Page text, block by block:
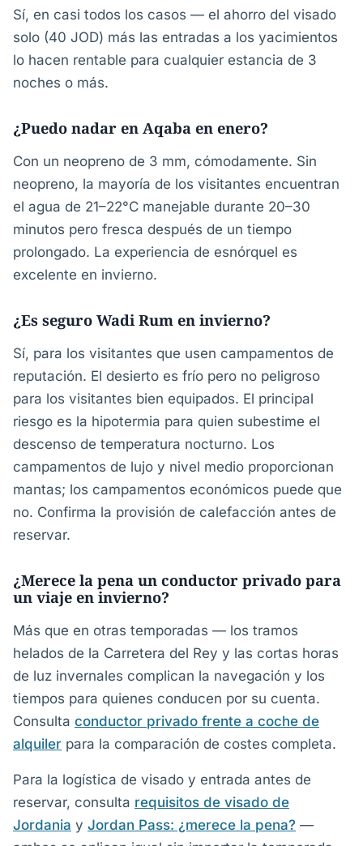
Sí, en casi todos los casos — el ahorro del visado
solo (40 JOD) más las entradas a los yacimientos
lo hacen rentable para cualquier estancia de 3
noches o más.
¿Puedo nadar en Aqaba en enero?
Con un neopreno de 3 mm, cómodamente. Sin
neopreno, la mayoría de los visitantes encuentran
el agua de 21–22°C manejable durante 20–30
minutos pero fresca después de un tiempo
prolongado. La experiencia de esnórquel es
excelente en invierno.
¿Es seguro Wadi Rum en invierno?
Sí, para los visitantes que usen campamentos de
reputación. El desierto es frío pero no peligroso
para los visitantes bien equipados. El principal
riesgo es la hipotermia para quien subestime el
descenso de temperatura nocturno. Los
campamentos de lujo y nivel medio proporcionan
mantas; los campamentos económicos puede que
no. Confirma la provisión de calefacción antes de
reservar.
¿Merece la pena un conductor privado para
un viaje en invierno?
Más que en otras temporadas — los tramos
helados de la Carretera del Rey y las cortas horas
de luz invernales complican la navegación y los
tiempos para quienes conducen por su cuenta.
Consulta conductor privado frente a coche de
alquiler para la comparación de costes completa.
Para la logística de visado y entrada antes de
reservar, consulta requisitos de visado de
Jordania y Jordan Pass: ¿merece la pena? —